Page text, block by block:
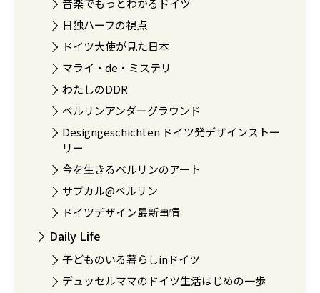
日独ハーフの視点
ドイツ大使が見た日本
マライ・de・ミステリ
わたしのDDR
ベルリンアンダーグラウンド
Designgeschichten ドイツ発デザインストー
リー
今を生きるベルリンのアート
サブカル@ベルリン
ドイツデザイン最新事情
Daily Life
子どものいる暮らしinドイツ
デュッセルママのドイツ生活はじめの一歩